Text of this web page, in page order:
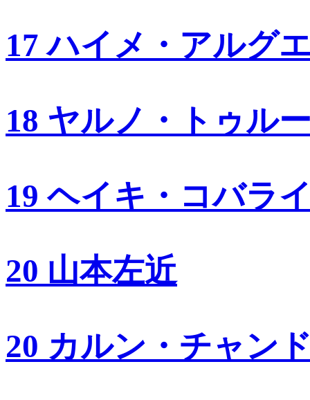
17 ハイメ・アルグ
18 ヤルノ・トゥル
19 ヘイキ・コバラ
20 山本左近
20 カルン・チャン